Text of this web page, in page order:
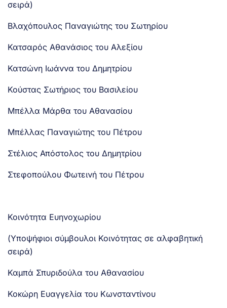
σειρά)
Βλαχόπουλος Παναγιώτης του Σωτηρίου
Κατσαρός Αθανάσιος του Αλεξίου
Κατσώνη Ιωάννα του Δημητρίου
Κούστας Σωτήριος του Βασιλείου
Μπέλλα Μάρθα του Αθανασίου
Μπέλλας Παναγιώτης του Πέτρου
Στέλιος Απόστολος του Δημητρίου
Στεφοπούλου Φωτεινή του Πέτρου
Κοινότητα Ευηνοχωρίου
(Υποψήφιοι σύμβουλοι Κοινότητας σε αλφαβητική
σειρά)
Καμπά Σπυριδούλα του Αθανασίου
Κοκώρη Ευαγγελία του Κωνσταντίνου